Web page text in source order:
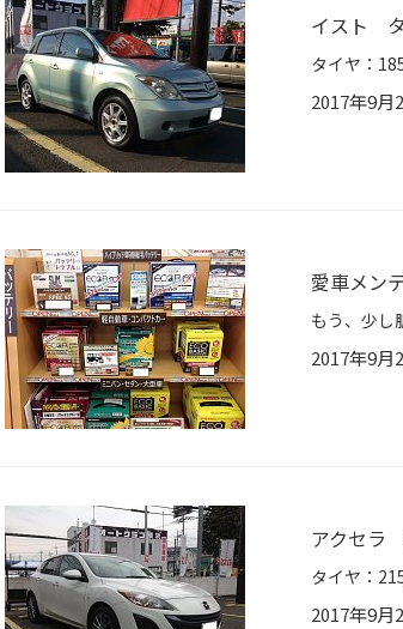
イスト タ
2017年9月
愛車メン
2017年9月
アクセラ
2017年9月